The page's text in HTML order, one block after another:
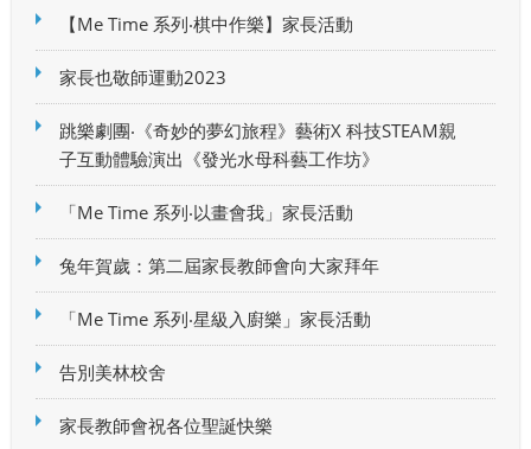
【Me Time 系列‧棋中作樂】家長活動
家長也敬師運動2023
跳樂劇團‧《奇妙的夢幻旅程》藝術X 科技STEAM親
子互動體驗演出《發光水母科藝工作坊》
「Me Time 系列‧以畫會我」家長活動
兔年賀歲：第二屆家長教師會向大家拜年
「Me Time 系列‧星級入廚樂」家長活動
告別美林校舍
家長教師會祝各位聖誕快樂